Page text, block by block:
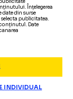
Înțelegerea
din surse
publicitatea.
Date
INDIVIDUAL